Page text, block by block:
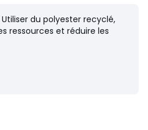
Utiliser du polyester recyclé,
ressources et réduire les